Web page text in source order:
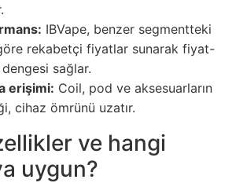
IBVape, benzer segmentteki
rekabetçi fiyatlar sunarak fiyat-
sağlar.
erişimi: Coil, pod ve aksesuarların
cihaz ömrünü uzatır.
ve hangi
uygun?